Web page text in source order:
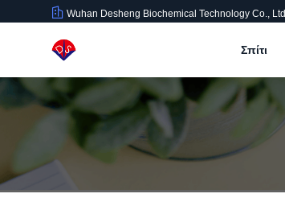
Wuhan Desheng Biochemical Technology Co., Ltd
Σπίτι